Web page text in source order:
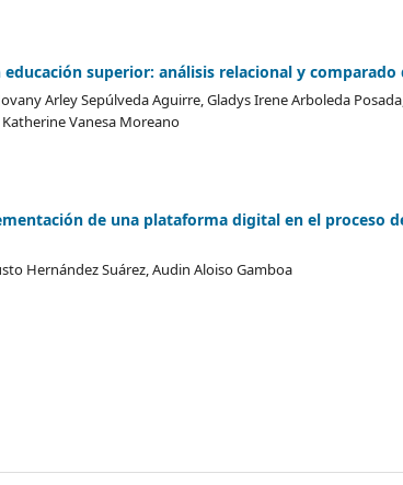
educación superior: análisis relacional y
Arley Sepúlveda Aguirre, Gladys Irene Arboleda
Vanesa Moreano
de una plataforma digital en el proceso
Hernández Suárez, Audin Aloiso Gamboa